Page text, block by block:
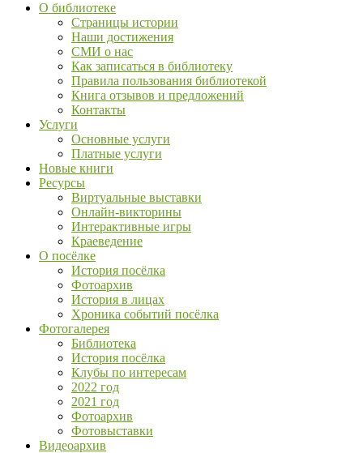
О библиотеке
Страницы истории
Наши достижения
СМИ о нас
Как записаться в библиотеку
Правила пользования библиотекой
Книга отзывов и предложений
Контакты
Услуги
Основные услуги
Платные услуги
Новые книги
Ресурсы
Виртуальные выставки
Онлайн-викторины
Интерактивные игры
Краеведение
О посёлке
История посёлка
Фотоархив
История в лицах
Хроника событий посёлка
Фотогалерея
Библиотека
История посёлка
Клубы по интересам
2022 год
2021 год
Фотоархив
Фотовыставки
Видеоархив